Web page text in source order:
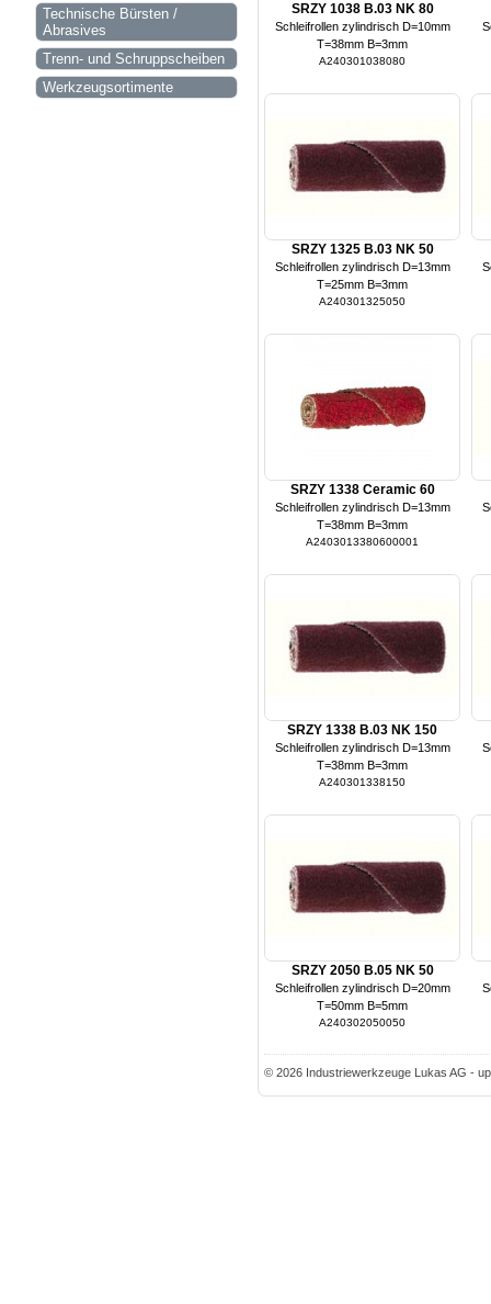
Technische Bürsten /
Abrasives
Trenn- und Schruppscheiben
Werkzeugsortimente
SRZY 1038 B.03 NK 80
Schleifrollen zylindrisch D=10mm
T=38mm B=3mm
A240301038080
SRZY 1325 B.03 NK 50
Schleifrollen zylindrisch D=13mm
T=25mm B=3mm
A240301325050
SRZY 1338 Ceramic 60
Schleifrollen zylindrisch D=13mm
T=38mm B=3mm
A2403013380600001
SRZY 1338 B.03 NK 150
Schleifrollen zylindrisch D=13mm
T=38mm B=3mm
A240301338150
SRZY 2050 B.05 NK 50
Schleifrollen zylindrisch D=20mm
T=50mm B=5mm
A240302050050
© 2026 Industriewerkzeuge Lukas AG -